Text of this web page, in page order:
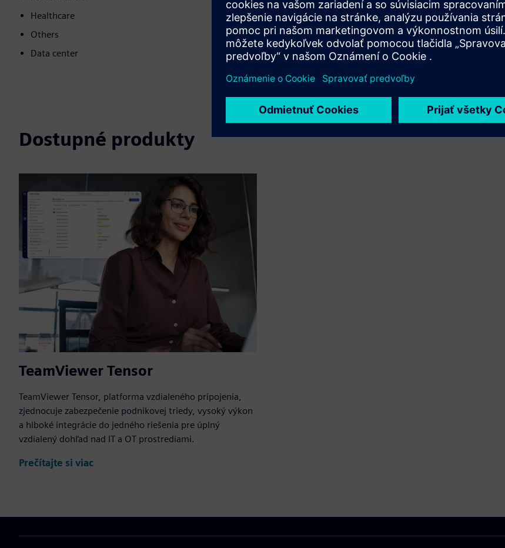
Healthcare
Others
Data center
Xcelerator, vytvorením nového produktu, alebo vytvára
nové zákaznícke riešenie integráciou produktu Siemens
Xcelerator a vlastného produktu
Dostupné produkty
TeamViewer Tensor
TeamViewer Tensor, platforma vzdialeného pripojenia,
zjednocuje zabezpečenie podnikovej triedy, vysoký výkon
a hlboké integrácie do jedného riešenia pre úplný
vzdialený dohľad nad IT a OT prostrediami.
Prečítajte si viac